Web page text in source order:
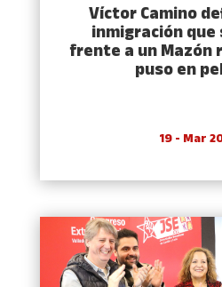
Víctor Camino
inmigración que
frente a un Mazón
puso en
19 - Mar